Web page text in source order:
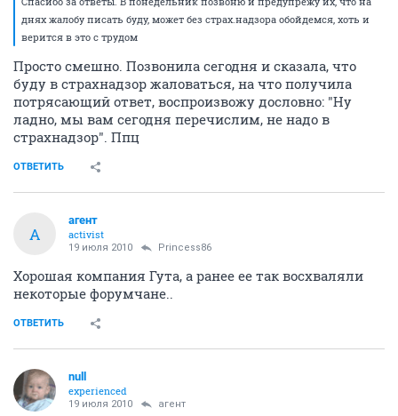
днях жалобу писать буду, может без страх.надзора обойдемся, хоть и
верится в это с трудом
Просто смешно. Позвонила сегодня и сказала, что
буду в страхнадзор жаловаться, на что получила
потрясающий ответ, воспроизвожу дословно: "Ну
ладно, мы вам сегодня перечислим, не надо в
страхнадзор". Ппц
ОТВЕТИТЬ
А
агент
activist
19 июля 2010 Princess86
Хорошая компания Гута, а ранее ее так восхваляли
некоторые форумчане..
ОТВЕТИТЬ
null
experienced
19 июля 2010 агент